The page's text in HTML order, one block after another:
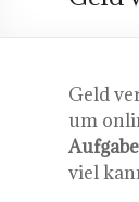
Geld
um
viel